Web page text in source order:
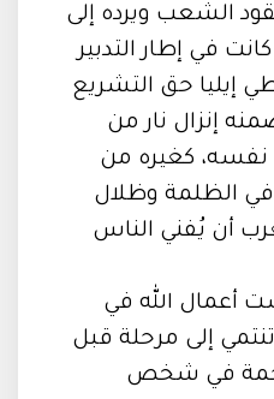
الشعب ويرده إلى
كانت في إطار التدبير
إيليا حق التشريع
إنزال نار من
نفسه، كغيره من
الظلمة وظلال
أن يُفني الناس
أعمال الله في
إلى مرحلة قبل
في شخص